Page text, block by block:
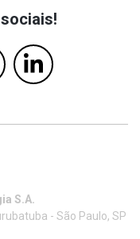
S.A.
- São Paulo, SP